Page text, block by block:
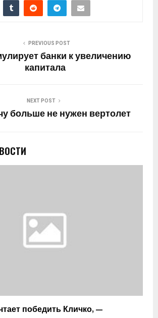
PREVIOUS POST
банки к увеличению
капитала
NEXT POST
больше не нужен вертолет
победить Кличко, —